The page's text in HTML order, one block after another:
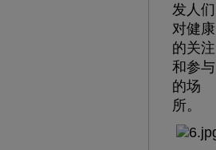
发人们
对健康
的关注
和参与
的场
所。